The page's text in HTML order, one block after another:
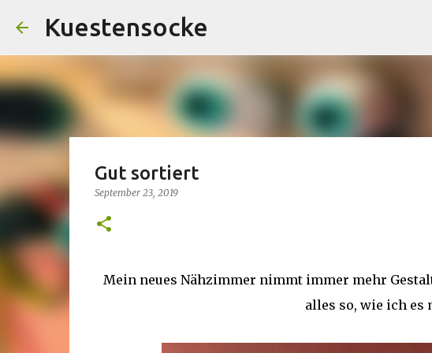
Kuestensocke
Gut sortiert
September 23, 2019
Mein neues Nähzimmer nimmt immer mehr
alles so, wie ich es